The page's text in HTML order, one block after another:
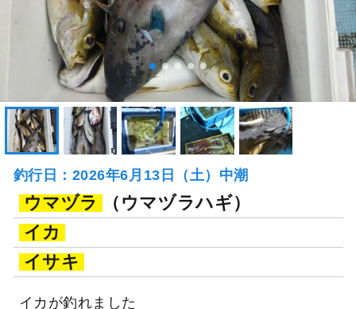
釣行日：2026年6月13日（土）中潮
ウマヅラ
（ウマヅラハギ）
イカ
イサキ
イカが釣れました